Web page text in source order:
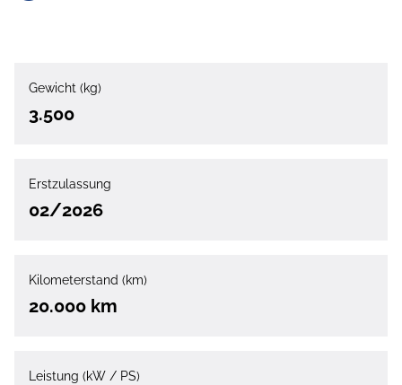
Gewicht (kg)
3.500
Erstzulassung
02/2026
Kilometerstand (km)
20.000 km
Leistung (kW / PS)